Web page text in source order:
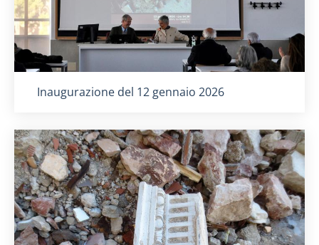
Titolo card:
Inaugurazione del 12 gennaio 2026